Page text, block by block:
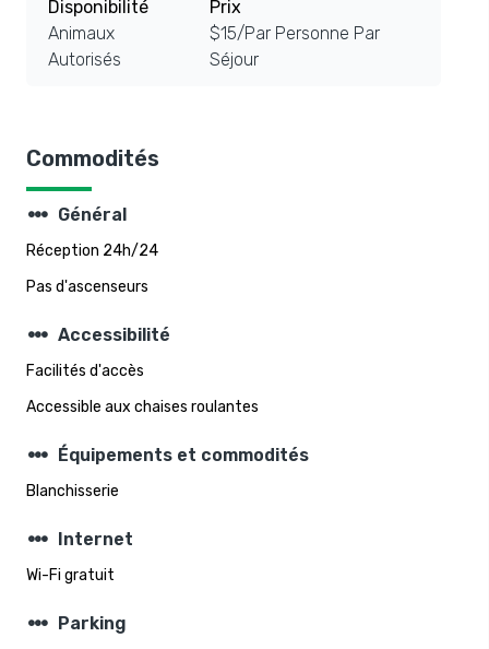
Disponibilité
Animaux
Autorisés
Prix
$15/Par Personne Par
Séjour
Commodités
steppers Général
Réception 24h/24
Pas d'ascenseurs
steppers Accessibilité
Facilités d'accès
Accessible aux chaises roulantes
steppers Équipements et commodités
Blanchisserie
steppers Internet
Wi-Fi gratuit
steppers Parking